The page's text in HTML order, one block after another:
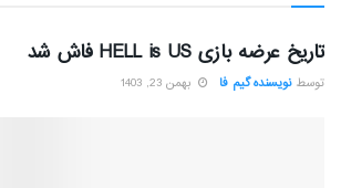
تاریخ عرضه بازی HELL is US فاش شد
توسط نویسنده گیم فا بهمن 23, 1403